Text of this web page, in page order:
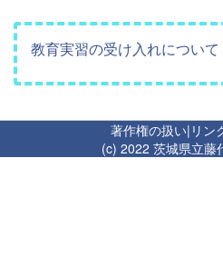
教育実習の受け入れについて
著作権の扱い| リン
(c) 2022 茨城県立藤